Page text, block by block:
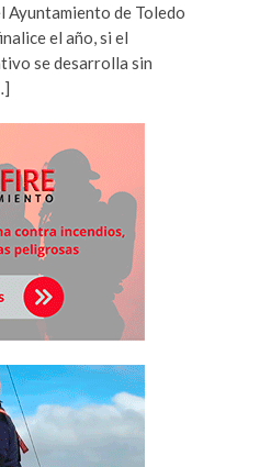
Ayuntamiento de Toledo
el año, si el
se desarrolla sin